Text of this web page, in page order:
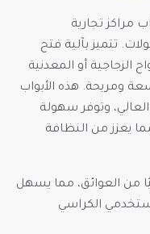
مراكز تجارية
تتميز بآلية فتح
الزجاجية أو المعدنية
ومريحة. هذه الأبواب
وتوفر سهولة
يعزز من النظافة
من العوائق، مما يسهل
الكراسي